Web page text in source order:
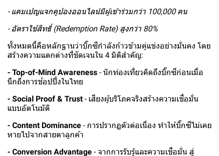
- แคมเปญแจกคูปองออนไลน์มีผู้เข้าร่วมกว่า 100,000 คน
- อัตราใช้สิทธิ์ (Redemption Rate) สูงกว่า 80%
ทั้งหมดนี้คือหลักฐานว่าบิ๊กซีกำลังก้าวข้ามคู่แข่งอย่างมั่นคง โดย
สร้างความแตกต่างที่ชัดเจนใน 4 มิติสำคัญ:
- Top-of-Mind Awareness - นักท่องเที่ยวคิดถึงบิ๊กซีก่อนเมื่อ
นึกถึงการช้อปปิ้งในไทย
- Social Proof & Trust- เสียงผู้บริโภคจริงสร้างความเชื่อมั่น
แบบอัตโนมัติ
- Content Dominance - การปรากฏตัวต่อเนื่อง ทำให้บิ๊กซีไม่เคย
หายไปจากสายตาลูกค้า
- Conversion Advantage - จากการรับรู้และความเชื่อมั่น สู่